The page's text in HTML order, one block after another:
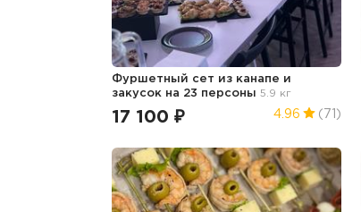
Фуршетный сет из канапе и
закусок на 23 персоны5.9 кг
17 100 ₽ 4.96 (71)